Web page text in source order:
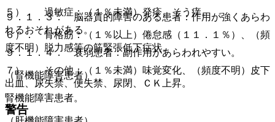
９．１．３． 脳器質的障害のある患者：作用が強くあらわ
れるおそれがある。
９．１．４． 衰弱患者：副作用があらわれやすい。
（腎機能障害患者）
腎機能障害患者。
５）． 過敏症：（１％未満）発疹、そう痒。
６）． 骨格筋：（１％以上）倦怠感（１１．１％）、（頻
度不明）脱力感等の筋緊張低下症状。
７）． その他：（１％未満）味覚変化、（頻度不明）皮下
出血、尿失禁、便失禁、尿閉、ＣＫ上昇。
警告